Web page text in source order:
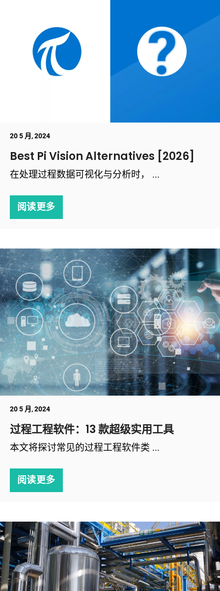
20 5 月, 2024
Best Pi Vision Alternatives [2026]
在处理过程数据可视化与分析时， ...
阅读更多
20 5 月, 2024
过程工程软件：13 款超级实用工具
本文将探讨常见的过程工程软件类 ...
阅读更多